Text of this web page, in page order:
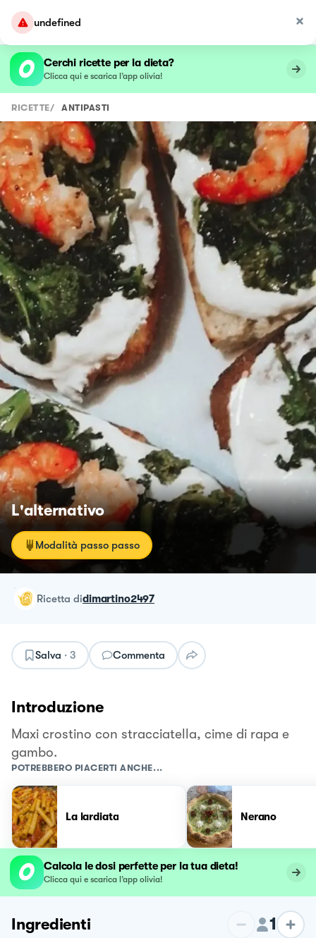
undefined
Cerchi ricette per la dieta?
Clicca qui e scarica l’app olivia!
RICETTE/ ANTIPASTI
L'alternativo
Modalità passo passo
ricetta didimartino2497
Salva · 3 Commenta
Introduzione
Maxi crostino con stracciatella, cime di rapa e
gambo.
POTREBBERO PIACERTI ANCHE...
La lardiata Nerano
Calcola le dosi perfette per la tua dieta!
Clicca qui e scarica l’app olivia!
Ingredienti 1